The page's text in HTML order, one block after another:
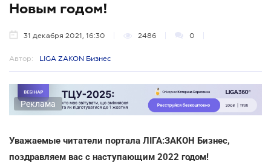
Новым годом!
31 декабря 2021, 16:30 2486 0
Автор: LIGA ZAKON Бизнес
Реклама
Уважаемые читатели портала ЛІГА:ЗАКОН Бизнес,
поздравляем вас с наступающим 2022 годом!